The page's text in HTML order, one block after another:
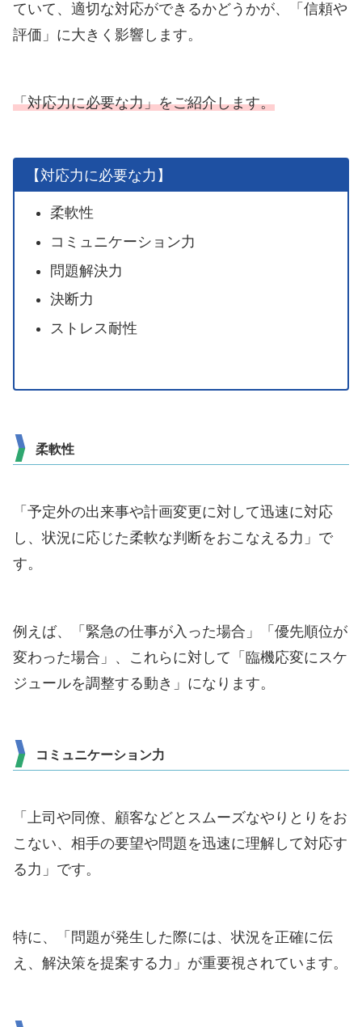
ていて、適切な対応ができるかどうかが、「信頼や
評価」に大きく影響します。
「対応力に必要な力」をご紹介します。
【対応力に必要な力】
柔軟性
コミュニケーション力
問題解決力
決断力
ストレス耐性
柔軟性
「予定外の出来事や計画変更に対して迅速に対応
し、状況に応じた柔軟な判断をおこなえる力」で
す。
例えば、「緊急の仕事が入った場合」「優先順位が
変わった場合」、これらに対して「臨機応変にスケ
ジュールを調整する動き」になります。
コミュニケーション力
「上司や同僚、顧客などとスムーズなやりとりをお
こない、相手の要望や問題を迅速に理解して対応す
る力」です。
特に、「問題が発生した際には、状況を正確に伝
え、解決策を提案する力」が重要視されています。